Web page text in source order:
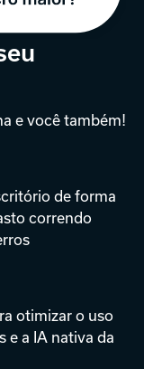
e você também!
de forma
correndo
otimizar o uso
e a IA nativa da